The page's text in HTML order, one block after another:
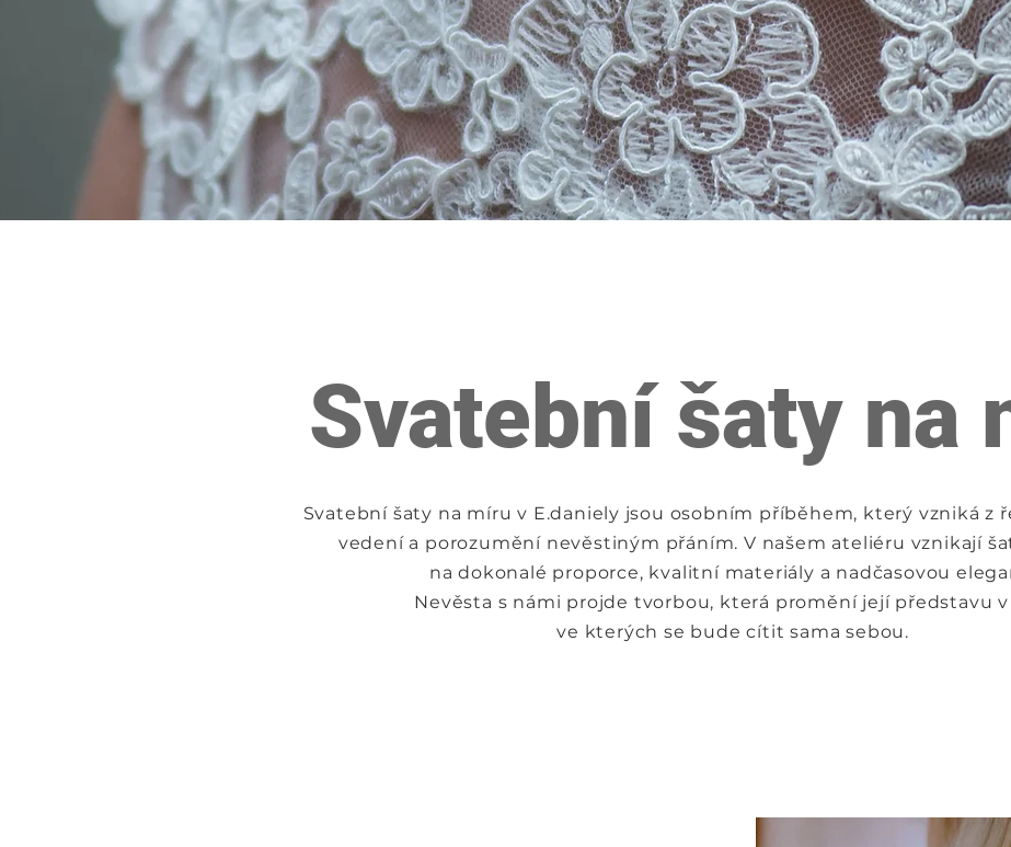
Svatební šaty na
Svatební šaty na míru v E.daniely jsou osobním příběhem, který vzniká z
vedení a porozumění nevěstiným přáním. V našem ateliéru vznikají
na dokonalé proporce, kvalitní materiály a nadčasovou
Nevěsta s námi projde tvorbou, která promění její představu v
ve kterých se bude cítit sama sebou.